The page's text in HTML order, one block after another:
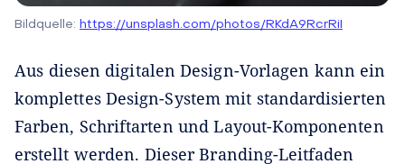
Bildquelle: https://unsplash.com/photos/RKdA9RcrRiI
Aus diesen digitalen Design-Vorlagen kann ein
komplettes Design-System mit standardisierten
Farben, Schriftarten und Layout-Komponenten
erstellt werden. Dieser Branding-Leitfaden